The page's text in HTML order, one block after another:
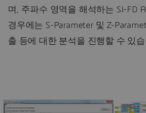
며, 주파수 영역을 해석하는 SI-FD
경우에는 S-Parameter 및 Z-
출 등에 대한 분석을 진행할 수 있